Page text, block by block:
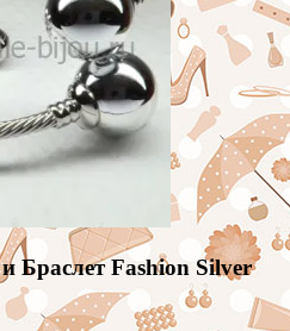
Браслет Fashion Silver